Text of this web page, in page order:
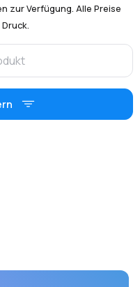
zur Verfügung. Alle Preise